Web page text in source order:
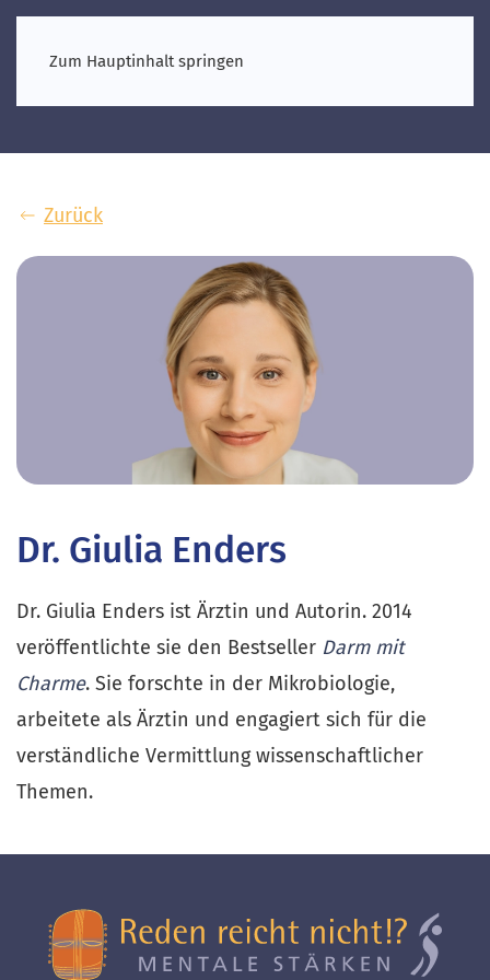
Zum Hauptinhalt springen
Zurück
Dr. Giulia Enders
Dr. Giulia Enders ist Ärztin und Autorin. 2014
veröffentlichte sie den Bestseller Darm mit
Charme. Sie forschte in der Mikrobiologie,
arbeitete als Ärztin und engagiert sich für die
verständliche Vermittlung wissenschaftlicher
Themen.